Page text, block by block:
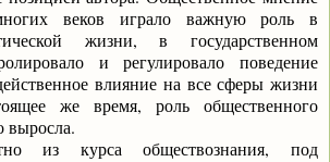
веков играло важную роль в
жизни, в государственном
и регулировало поведение
влияние на все сферы жизни
же время, роль общественного
выросла.
из курса обществознания, под